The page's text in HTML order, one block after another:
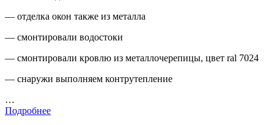
— отделка окон также из металла
— смонтировали водостоки
— смонтировали кровлю из металлочерепицы, цвет ral 7024
— снаружи выполняем контрутепление
…
Подробнее